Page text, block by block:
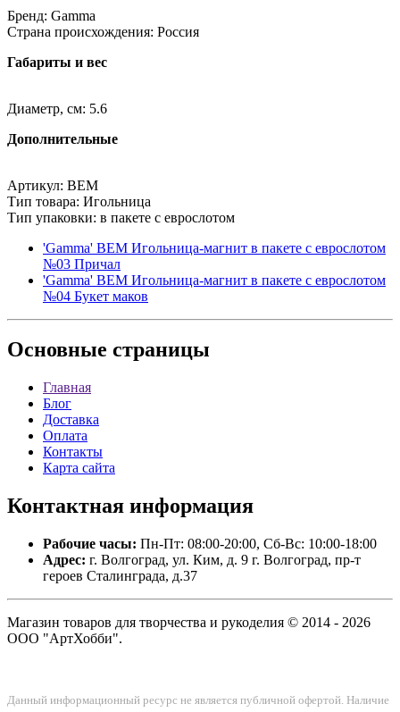
Бренд: Gamma
Страна происхождения: Россия
Габариты и вес
Диаметр, см: 5.6
Дополнительные
Артикул: BEM
Тип товара: Игольница
Тип упаковки: в пакете с еврослотом
'Gamma' BEM Игольница-магнит в пакете с еврослотом
№03 Причал
'Gamma' BEM Игольница-магнит в пакете с еврослотом
№04 Букет маков
Основные страницы
Главная
Блог
Доставка
Оплата
Контакты
Карта сайта
Контактная информация
Рабочие часы: Пн-Пт: 08:00-20:00, Сб-Вс: 10:00-18:00
Адрес: г. Волгоград, ул. Ким, д. 9 г. Волгоград, пр-т
героев Сталинграда, д.37
Магазин товаров для творчества и рукоделия © 2014 - 2026
ООО "АртХобби".
Данный информационный ресурс не является публичной офертой. Наличие